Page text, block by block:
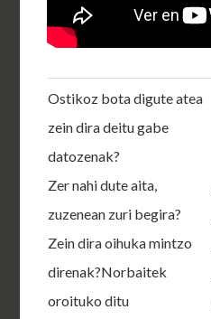
Ostikoz bota digute atea
zein dira deitu gabe
datozenak?
Zer nahi dute aita,
zuzenean zuri begira?
Zein dira oihuka mintzo
direnak?Norbaitek
oroituko ditu